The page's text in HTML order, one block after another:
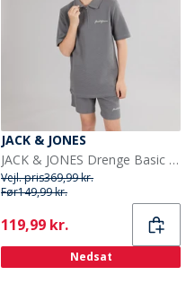
JACK & JONES
JACK & JONES Drenge Basic Lynlås Polo Skjorte Og Shorts Sæt Castlerock
Vejl. pris369,99 kr.
Før149,99 kr.
Current
119,99 kr.
Nedsat